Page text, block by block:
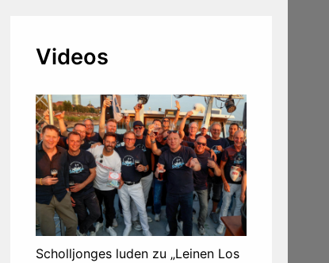
Videos
Scholljonges luden zu „Leinen Los